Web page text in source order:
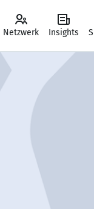
Netzwerk Insights